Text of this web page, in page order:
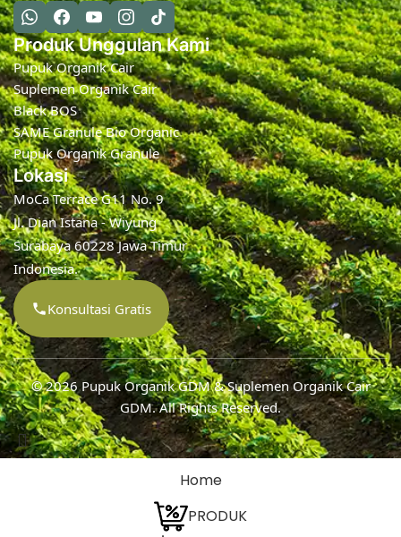
Produk Unggulan Kami
Pupuk Organik Cair
Suplemen Organik Cair
Black BOS
SAME Granule Bio Organic
Pupuk Organik Granule
Lokasi
MoCa Terrace G11 No. 9
Jl. Dian Istana - Wiyung
Surabaya 60228 Jawa Timur
Indonesia.
Konsultasi Gratis
© 2026Pupuk Organik GDM & Suplemen Organik Cair
GDM. All Rights Reserved.
Home
PRODUK